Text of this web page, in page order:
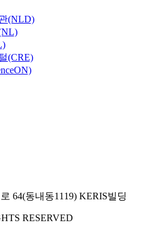
(NLD)
(CRE)
64(동내동1119) KERIS빌딩
RESERVED